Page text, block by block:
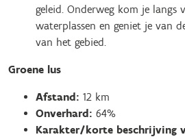
geleid. Onderweg kom je langs
waterplassen en geniet je van
van het gebied.
Groene lus
Afstand: 12 km
Onverhard: 64%
Karakter/korte beschrijving